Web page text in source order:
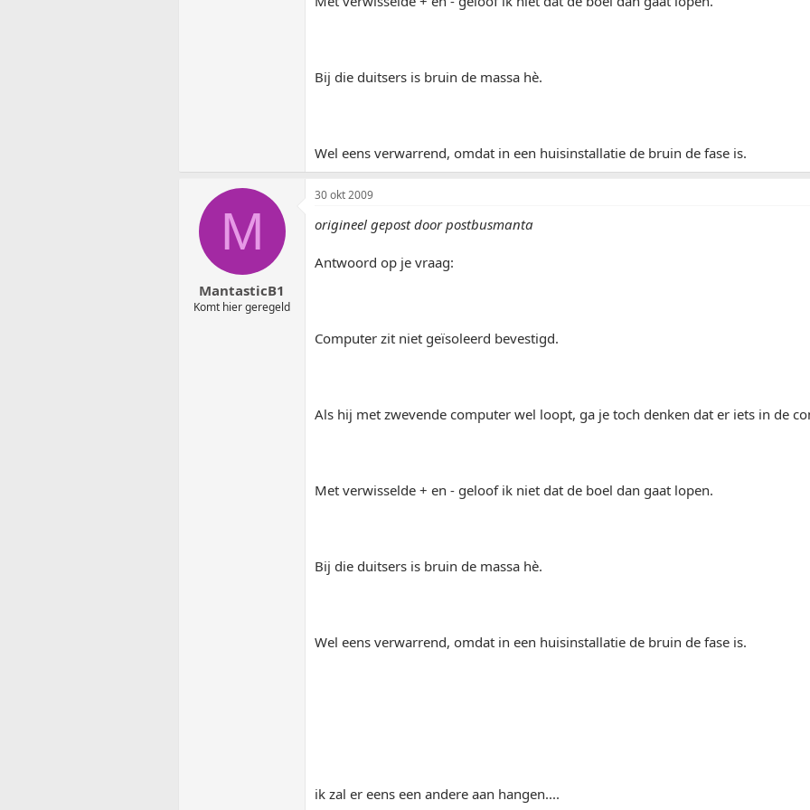
Bij die duitsers is bruin de massa hè.
Wel eens verwarrend, omdat in een huisinstallatie de bruin de fase is.
M
MantasticB1
Komt hier geregeld
30 okt 2009
origineel gepost door postbusmanta
Antwoord op je vraag:
Computer zit niet geïsoleerd bevestigd.
Als hij met zwevende computer wel loopt, ga je toch denken dat er iets in de
Met verwisselde + en - geloof ik niet dat de boel dan gaat lopen.
Bij die duitsers is bruin de massa hè.
Wel eens verwarrend, omdat in een huisinstallatie de bruin de fase is.
ik zal er eens een andere aan hangen....